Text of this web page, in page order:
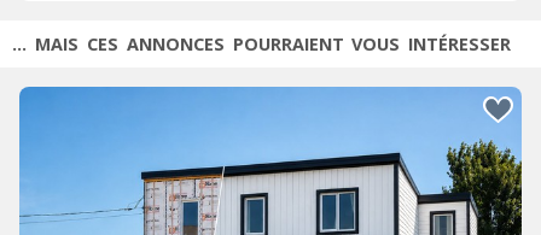
... MAIS CES ANNONCES POURRAIENT VOUS INTÉRESSER